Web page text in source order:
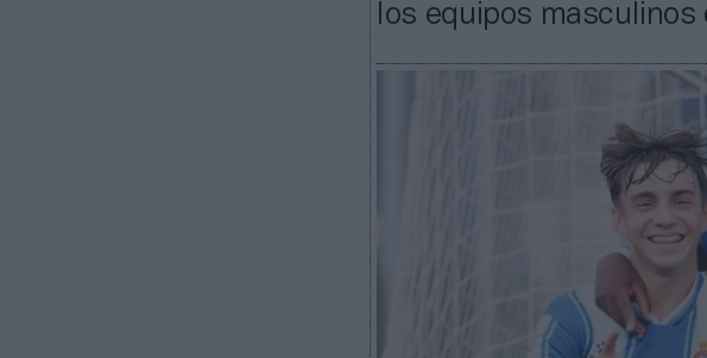
los equipos masculinos